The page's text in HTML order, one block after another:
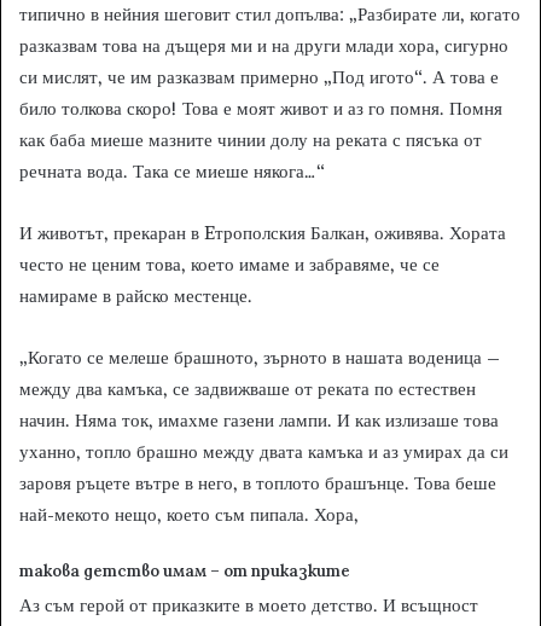
типично в нейния шеговит стил допълва: „Разбирате ли, когато
разказвам това на дъщеря ми и на други млади хора, сигурно
си мислят, че им разказвам примерно „Под игото“. А това е
било толкова скоро! Това е моят живот и аз го помня. Помня
как баба миеше мазните чинии долу на реката с пясъка от
речната вода. Така се миеше някога…“
И животът, прекаран в Eтрополския Балкан, оживява. Хората
често не ценим това, което имаме и забравяме, че се
намираме в райско местенце.
„Когато се мелеше брашното, зърното в нашата воденица –
между два камъка, се задвижваше от реката по естествен
начин. Няма ток, имахме газени лампи. И как излизаше това
уханно, топло брашно между двата камъка и аз умирах да си
заровя ръцете вътре в него, в топлото брашънце. Това беше
най-мекото нещо, което съм пипала. Хора,
такова детство имам – от приказките
Аз съм герой от приказките в моето детство. И всъщност